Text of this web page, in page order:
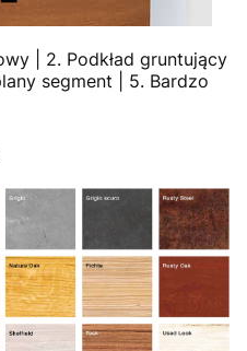
| 2. Podkład gruntujący
segment | 5. Bardzo